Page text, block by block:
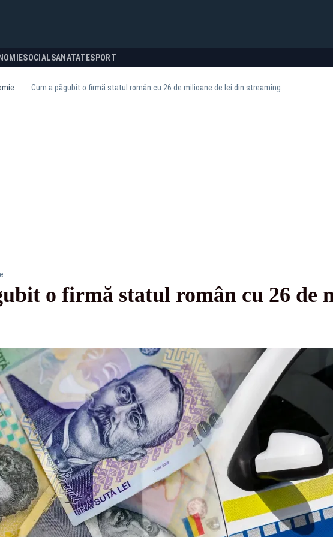
SOCIALSANATATESPORT
Cum a păgubit o firmă statul român cu 26 de milioane de lei din streaming
o firmă statul român cu 26 de